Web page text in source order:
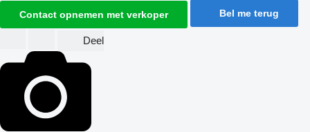
Contact opnemen met verkoper Bel me terug
Deel